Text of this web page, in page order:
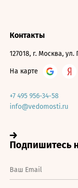
Контакты
127018, г. Москва, ул.
На карте
+7 495 956-34-58
info@vedomosti.ru